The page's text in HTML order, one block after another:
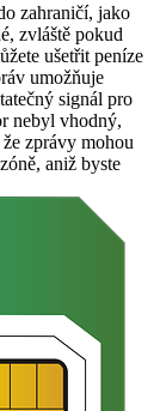
zahraničí, jako
zvláště pokud
ušetřit peníze
umožňuje
signál pro
nebyl vhodný,
zprávy mohou
aniž byste